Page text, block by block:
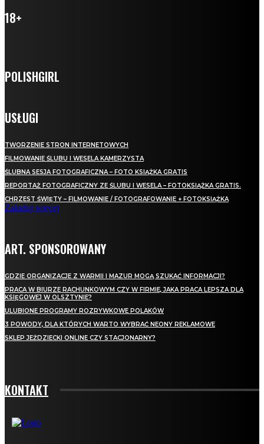
18+
POLISHGIRL
USŁUGI
TWORZENIE STRON INTERNETOWYCH
FILMOWANIE ŚLUBU I WESELA KAMERZYSTA
ŚLUBNA SESJA FOTOGRAFICZNA – FOTO KSIĄŻKA GRATIS
REPORTAŻ FOTOGRAFICZNY ZE ŚLUBU I WESELA – FOTOKSIĄŻKA GRATIS.
CHRZEST ŚWIĘTY – FILMOWANIE / FOTOGRAFOWANIE + FOTOKSIĄŻKA
Załaduj więcej
ART. SPONSOROWANY
GDZIE ORGANIZACJE Z WARMII I MAZUR MOGĄ SZUKAĆ INFORMACJI?
PRACA W BIURZE RACHUNKOWYM CZY W FIRMIE, JAKA PRACA LEPSZA DLA
KSIĘGOWEJ W OLSZTYNIE?
ULUBIONE PROGRAMY ROZRYWKOWE POLAKÓW
3 POWODY, DLA KTÓRYCH WARTO WYBRAĆ NEONY REKLAMOWE
SKLEP JEŹDZIECKI ONLINE CZY STACJONARNY?
KONTAKT